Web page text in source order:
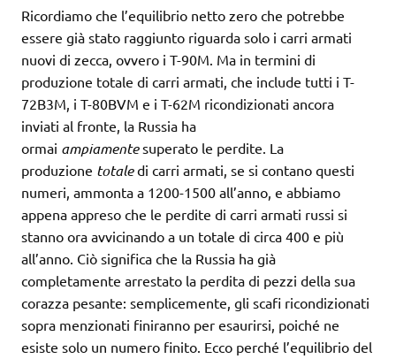
Ricordiamo che l’equilibrio netto zero che potrebbe
essere già stato raggiunto riguarda solo i carri armati
nuovi di zecca, ovvero i T-90M. Ma in termini di
produzione totale di carri armati, che include tutti i T-
72B3M, i T-80BVM e i T-62M ricondizionati ancora
inviati al fronte, la Russia ha
ormai ampiamentesuperato le perdite. La
produzione totaledi carri armati, se si contano questi
numeri, ammonta a 1200-1500 all’anno, e abbiamo
appena appreso che le perdite di carri armati russi si
stanno ora avvicinando a un totale di circa 400 e più
all’anno. Ciò significa che la Russia ha già
completamente arrestato la perdita di pezzi della sua
corazza pesante: semplicemente, gli scafi ricondizionati
sopra menzionati finiranno per esaurirsi, poiché ne
esiste solo un numero finito. Ecco perché l’equilibrio del